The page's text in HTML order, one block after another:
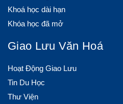
Khoá học dài hạn
Khóa học đã mở
Giao Lưu Văn Hoá
Hoạt Động Giao Lưu
Tin Du Học
Thư Viện